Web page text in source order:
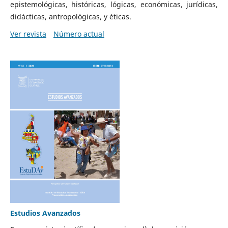
epistemológicas, históricas, lógicas, económicas, jurídicas,
didácticas, antropológicas, y éticas.
Ver revista
Número actual
Estudios Avanzados